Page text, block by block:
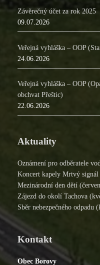
Závěrečný účet za rok 2025
09.07.2026
Veřejná vyhláška – OOP
24.06.2026
Veřejná vyhláška – OOP
obchvat Přeštic)
22.06.2026
Aktuality
Oznámení pro odběratele
Koncert kapely Mrtvý signál
Mezinárodní den dětí
Zájezd do okolí Tachova
Sběr nebezpečného odpadu
Kontakt
Obec Borovy